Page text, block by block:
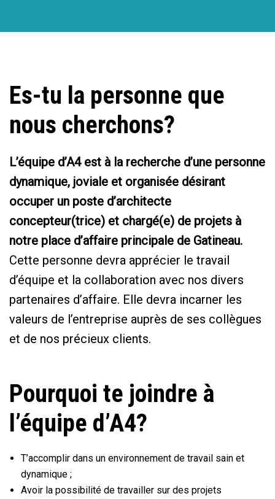
Es-tu la personne que
nous cherchons?
L’équipe d’A4 est à la recherche d’une personne
dynamique, joviale et organisée désirant
occuper un poste d’architecte
concepteur(trice) et chargé(e) de projets à
notre place d’affaire principale de Gatineau.
Cette personne devra apprécier le travail
d’équipe et la collaboration avec nos divers
partenaires d’affaire. Elle devra incarner les
valeurs de l’entreprise auprès de ses collègues
et de nos précieux clients.
Pourquoi te joindre à
l’équipe d’A4?
T’accomplir dans un environnement de travail sain et
dynamique ;
Avoir la possibilité de travailler sur des projets